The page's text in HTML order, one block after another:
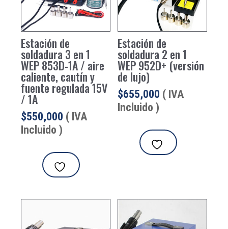
Estación de
soldadura 3 en 1
WEP 853D-1A / aire
caliente, cautín y
fuente regulada 15V
/ 1A
$550,000 ( IVA
Incluido )
Estación de
soldadura 2 en 1
WEP 952D+ (versión
de lujo)
$655,000 ( IVA
Incluido )